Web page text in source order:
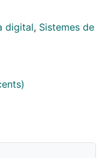
en la creació
El document abasta
inicial del
un sensor.
indispensable
pràctiques en
digital, Sistemes de